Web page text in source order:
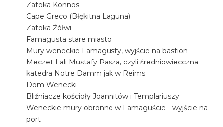
Zatoka Konnos
Cape Greco (Błękitna Laguna)
Zatoka Żółwi
Famagusta stare miasto
Mury weneckie Famagusty, wyjście na bastion
Meczet Lali Mustafy Pasza, czyli średniowiecczna
katedra Notre Damm jak w Reims
Dom Wenecki
Bliźniacze kościoły Joannitów i Templariuszy
Weneckie mury obronne w Famaguście - wyjście na
port